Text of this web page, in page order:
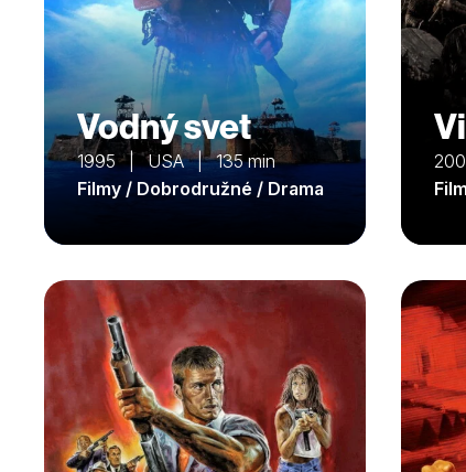
Vodný svet
1995 | USA | 135 min
Filmy / Dobrodružné / Drama